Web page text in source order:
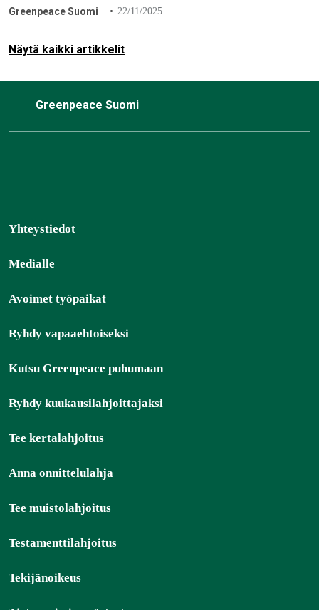
indikaattoreita ja rahoitusta koskevat päätökset heikoiksi.
Greenpeace Suomi 22/11/2025
Näytä kaikki artikkelit
Greenpeace Suomi
Yhteystiedot
Medialle
Avoimet työpaikat
Ryhdy vapaaehtoiseksi
Kutsu Greenpeace puhumaan
Ryhdy kuukausilahjoittajaksi
Tee kertalahjoitus
Anna onnittelulahja
Tee muistolahjoitus
Testamenttilahjoitus
Tekijänoikeus